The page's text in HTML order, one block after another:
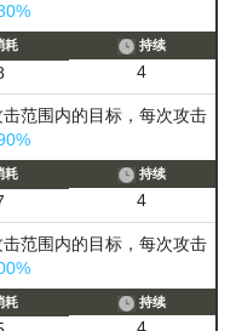
耗 持续
4
范围内的目标，每次攻击
耗 持续
4
范围内的目标，每次攻击
耗 持续